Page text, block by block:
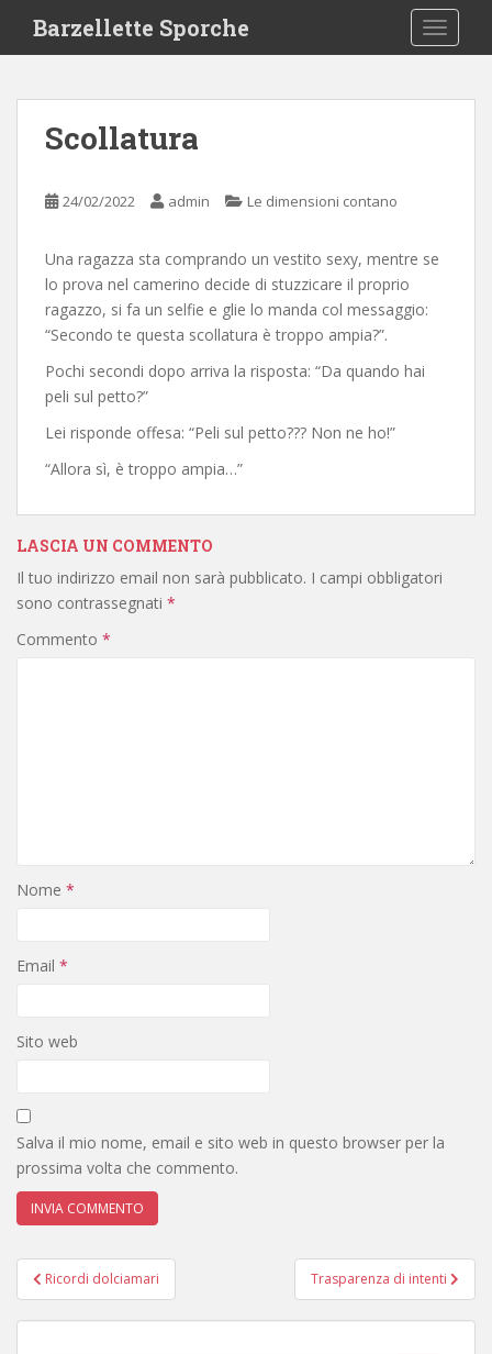
i
Barzellette Sporche
Scollatura
24/02/2022 admin Le dimensioni contano
Una ragazza sta comprando un vestito sexy, mentre se
lo prova nel camerino decide di stuzzicare il proprio
ragazzo, si fa un selfie e glie lo manda col messaggio:
“Secondo te questa scollatura è troppo ampia?”.
Pochi secondi dopo arriva la risposta: “Da quando hai
peli sul petto?”
Lei risponde offesa: “Peli sul petto??? Non ne ho!”
“Allora sì, è troppo ampia…”
LASCIA UN COMMENTO
Il tuo indirizzo email non sarà pubblicato. I campi obbligatori
sono contrassegnati *
Commento *
Nome *
Email *
Sito web
Salva il mio nome, email e sito web in questo browser per la
prossima volta che commento.
Navigazione
articoli
Ricordi dolciamari Trasparenza di intenti